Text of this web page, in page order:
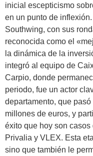
inicial escepticismo
en un punto de
Southwing, con sus
reconocida como el
la dinámica de la
integró al equipo de
Carpio, donde
periodo, fue un actor
departamento, que
millones de euros, y
éxito que hoy son
Privalia y VLEX. Esta
sino que también le